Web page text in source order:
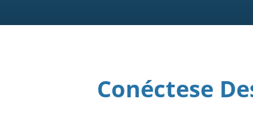
Conéctese